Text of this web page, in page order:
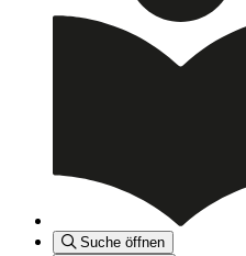
Suche öffnen